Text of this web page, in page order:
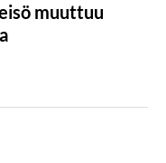
muuttuu